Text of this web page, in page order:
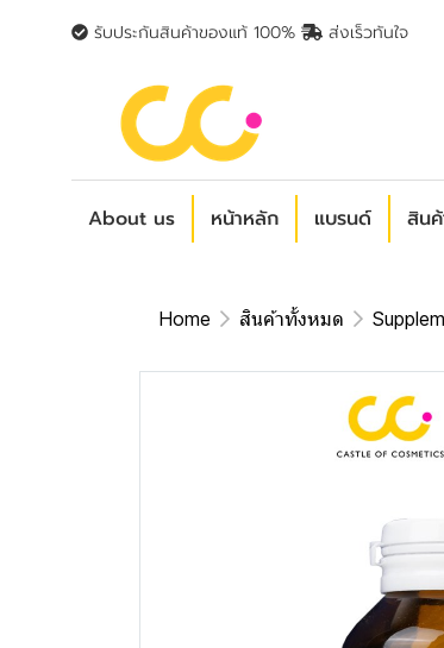
รับประกันสินค้าของแท้ 100% ส่งเร็วทันใจ
About us หน้าหลัก แบรนด์ สิน
Home สินค้าทั้งหมด